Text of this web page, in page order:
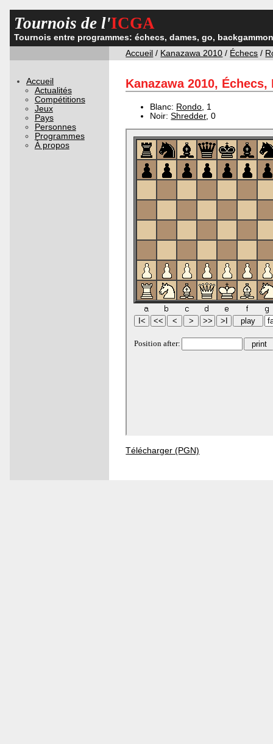
Tournois de l'ICGA
Tournois entre programmes: échecs, dames, go,
Accueil / Kanazawa 2010 / Échecs /
Accueil
Actualités
Compétitions
Jeux
Pays
Personnes
Programmes
À propos
Kanazawa 2010,
Blanc: Rondo , 1
Noir:Shredder, 0
Télécharger (PGN)